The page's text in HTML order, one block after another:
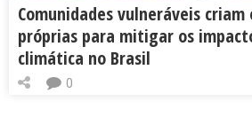
Comunidades vulneráveis
próprias para mitigar os
climática no Brasil
0